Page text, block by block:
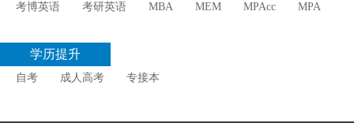
考博英语 考研英语 MBA MEM MPAcc MPA
学历提升
自考 成人高考 专接本